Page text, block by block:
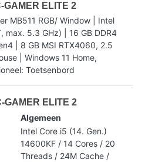
ELITE 2
MB511 RGB/ Window | Intel
max. 5.3 GHz) | 16 GB DDR4
| 8 GB MSI RTX4060, 2.5
| Windows 11 Home,
Toetsenbord
GAMER ELITE 2
Algemeen
Intel Core i5 (14. Gen.)
14600KF / 14 Cores / 20
Threads / 24M Cache /